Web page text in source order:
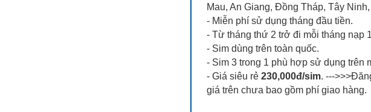
Mau, An Giang, Đồng Tháp, Tây
- Miễn phí sử dụng tháng đầu tiền.
- Từ tháng thứ 2 trở đi mỗi tháng nạp
- Sim dùng trên toàn quốc.
- Sim 3 trong 1 phù hợp sử dụng trên
- Giá siêu rẻ 230,000đ/sim. ---
giá trên chưa bao gồm phí giao hàng.